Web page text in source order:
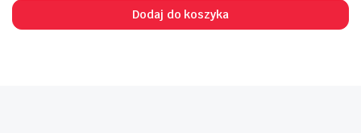
Dodaj do koszyka